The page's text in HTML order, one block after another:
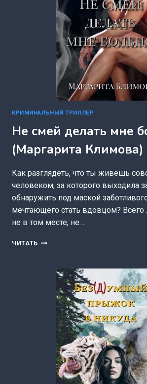
КРИМИНАЛЬНЫЙ ТРИЛЛЕР
Не смей делать мне
(Маргарита Климова)
Как разглядеть, что ты живёшь
человеком, за которого выходила
обнаружить под маской
мечтающего стать вдовцом? Всего
не в том месте, не…
ЧИТАТЬ НЕ
БОЛЬНО
(МАРГАРИТА
КЛИМОВА)